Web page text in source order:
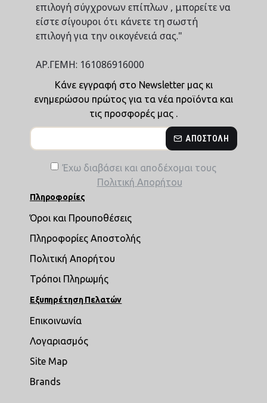
επιλογή σύγχρονων επίπλων , μπορείτε να
είστε σίγουροι ότι κάνετε τη σωστή
επιλογή για την οικογένειά σας."
ΑΡ.ΓΕΜΗ: 161086916000
Κάνε εγγραφή στο Newsletter μας κι
ενημερώσου πρώτος για τα νέα προϊόντα και
τις προσφορές μας .
ΑΠΟΣΤΟΛΉ
Έχω διαβάσει και αποδέχομαι τους
Πολιτική Απορήτου
Πληροφορίες
Όροι και Προυποθέσεις
Πληροφορίες Αποστολής
Πολιτική Απορήτου
Τρόποι Πληρωμής
Εξυπηρέτηση Πελατών
Επικοινωνία
Λογαριασμός
Site Map
Brands